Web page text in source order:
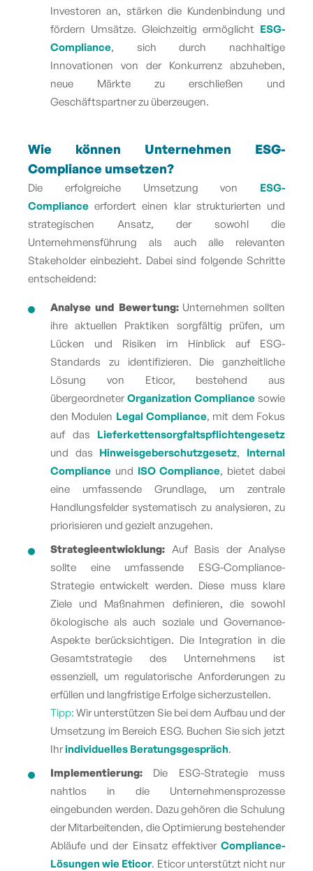
Investoren an, stärken die Kundenbindung und
fördern Umsätze. Gleichzeitig ermöglicht ESG-
Compliance, sich durch nachhaltige
Innovationen von der Konkurrenz abzuheben,
neue Märkte zu erschließen und
Geschäftspartner zu überzeugen.
Wie können Unternehmen ESG-
Compliance umsetzen?
Die erfolgreiche Umsetzung von ESG-
Compliance erfordert einen klar strukturierten und
strategischen Ansatz, der sowohl die
Unternehmensführung als auch alle relevanten
Stakeholder einbezieht. Dabei sind folgende Schritte
entscheidend:
Analyse und Bewertung:Unternehmen sollten
ihre aktuellen Praktiken sorgfältig prüfen, um
Lücken und Risiken im Hinblick auf ESG-
Standards zu identifizieren. Die ganzheitliche
Lösung von Eticor, bestehend aus
übergeordneter Organization Compliance sowie
den Modulen Legal Compliance, mit dem Fokus
auf das Lieferkettensorgfaltspflichtengesetz
und das Hinweisgeberschutzgesetz, Internal
Compliance und ISO Compliance, bietet dabei
eine umfassende Grundlage, um zentrale
Handlungsfelder systematisch zu analysieren, zu
priorisieren und gezielt anzugehen.
Strategieentwicklung: Auf Basis der Analyse
sollte eine umfassende ESG-Compliance-
Strategie entwickelt werden. Diese muss klare
Ziele und Maßnahmen definieren, die sowohl
ökologische als auch soziale und Governance-
Aspekte berücksichtigen. Die Integration in die
Gesamtstrategie des Unternehmens ist
essenziell, um regulatorische Anforderungen zu
erfüllen und langfristige Erfolge sicherzustellen.
Tipp: Wir unterstützen Sie bei dem Aufbau und der
Umsetzung im Bereich ESG. Buchen Sie sich jetzt
Ihrindividuelles Beratungsgespräch.
Implementierung: Die ESG-Strategie muss
nahtlos in die Unternehmensprozesse
eingebunden werden. Dazu gehören die Schulung
der Mitarbeitenden, die Optimierung bestehender
Abläufe und der Einsatz effektiver Compliance-
Lösungen wie Eticor. Eticor unterstützt nicht nur